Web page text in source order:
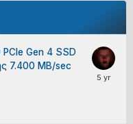
PCIe Gen 4 SSD
7.400 MB/sec